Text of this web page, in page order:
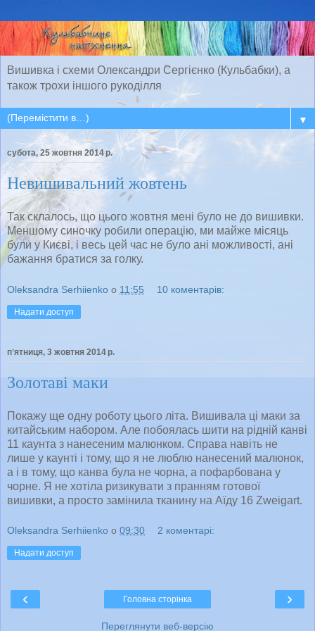
Вишивка і схеми Олександри Сергієнко (Кульбабки), а
також трохи іншого рукоділля
▼
субота, 25 жовтня 2014 р.
Невишивальний жовтень
Так склалось, що цього жовтня мені було не до вишивки.
Меншому синочку робили операцію, ми майже місяць
були у Києві, і весь цей час не було ані можливості, ані
бажання братися за голку.
Oleksandra Serhiienko о 11:55 10 коментарів:
Надати доступ
пʼятниця, 3 жовтня 2014 р.
Золотаві маки
Покажу ще одну роботу цього літа. Вишивала ці маки за
китайським набором. Але побоялась шити на рідній канві
11 каунта з нанесеним малюнком. Справа навіть не
лише у каунті і тому, що я не люблю нанесений малюнок,
а і в тому, що канва була не чорна, а пофарбована у
чорне. Я не хотіла ризикувати з пранням готової
вишивки, а просто замінила тканину на Аїду 16 Zweigart.
Oleksandra Serhiienko о 09:30 2 коментарі:
Надати доступ
‹ ›
Головна сторінка
Переглянути веб-версію